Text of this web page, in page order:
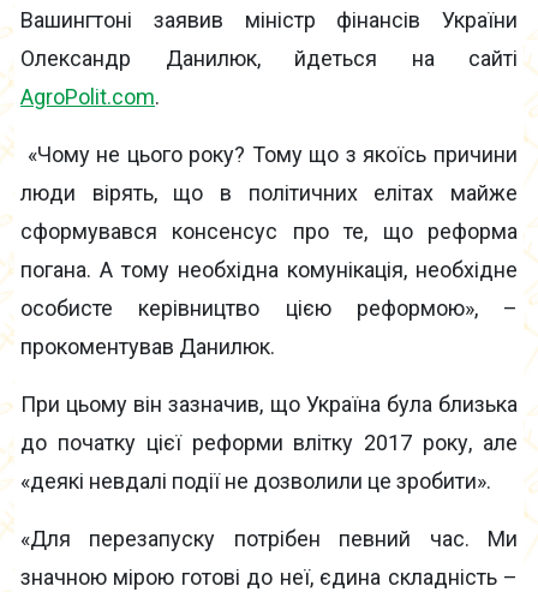
Вашингтоні заявив міністр фінансів України
Олександр Данилюк, йдеться на сайті
AgroPolit.com.
«Чому не цього року? Тому що з якоїсь причини
люди вірять, що в політичних елітах майже
сформувався консенсус про те, що реформа
погана. А тому необхідна комунікація, необхідне
особисте керівництво цією реформою», –
прокоментував Данилюк.
При цьому він зазначив, що Україна була близька
до початку цієї реформи влітку 2017 року, але
«деякі невдалі події не дозволили це зробити».
«Для перезапуску потрібен певний час. Ми
значною мірою готові до неї, єдина складність –